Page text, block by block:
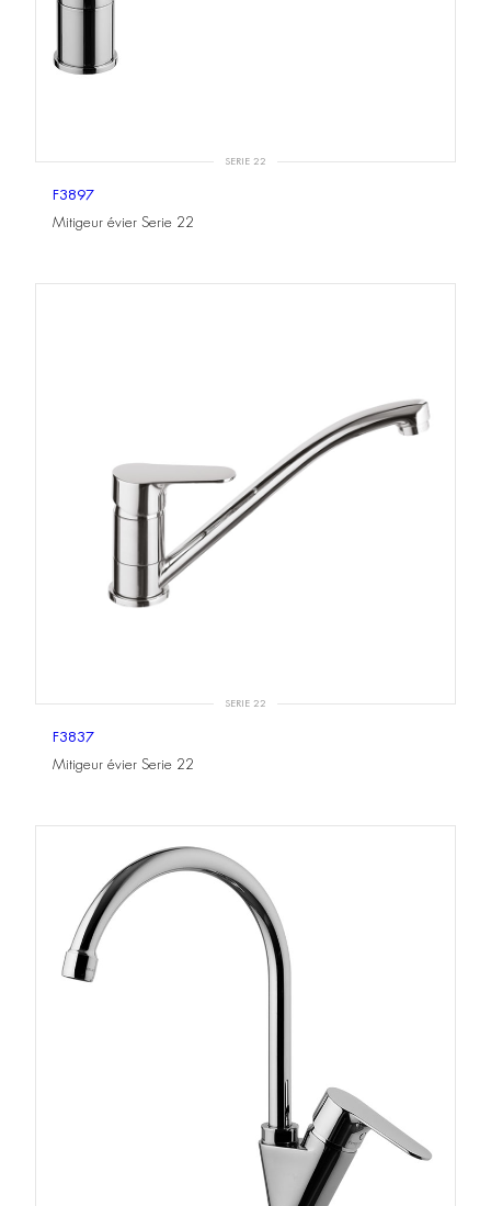
SERIE 22
F3897
Mitigeur évier Serie 22
SERIE 22
F3837
Mitigeur évier Serie 22